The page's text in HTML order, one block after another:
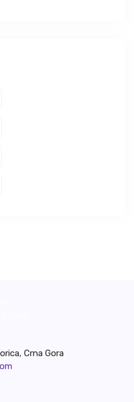
Crna Gora